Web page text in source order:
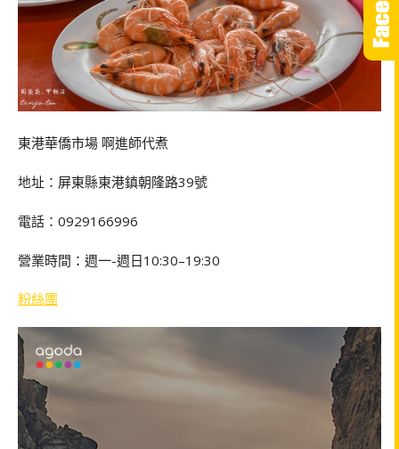
東港華僑市場 啊進師代煮
地址：屏東縣東港鎮朝隆路39號
電話：0929166996
營業時間：週一-週日10:30–19:30
粉絲團